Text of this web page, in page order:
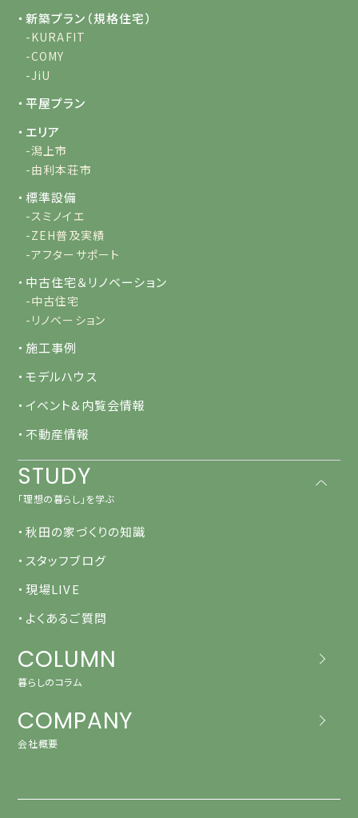
・新築プラン（規格住宅）
-KURAFIT
-COMY
-JiU
・平屋プラン
・エリア
-潟上市
-由利本荘市
・標準設備
-スミノイエ
-ZEH普及実績
-アフターサポート
・中古住宅＆リノベーション
-中古住宅
-リノベーション
・施工事例
・モデルハウス
・イベント&内覧会情報
・不動産情報
STUDY
「理想の暮らし」を学ぶ
・秋田の家づくりの知識
・スタッフブログ
・現場LIVE
・よくあるご質問
COLUMN
暮らしのコラム
COMPANY
会社概要